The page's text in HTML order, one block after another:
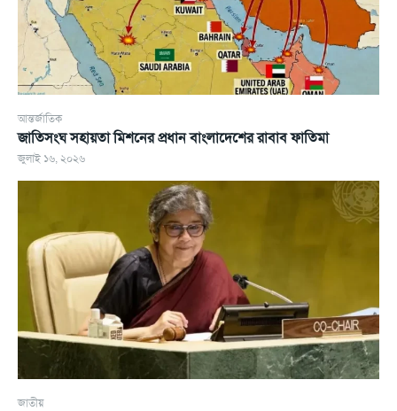
আন্তর্জাতিক
জাতিসংঘ সহায়তা মিশনের প্রধান বাংলাদেশের রাবাব ফাতিমা
জুলাই ১৬, ২০২৬
জাতীয়